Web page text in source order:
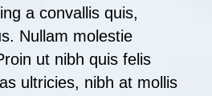
a convallis quis,
Nullam molestie
ut nibh quis felis
ultricies, nibh at mollis